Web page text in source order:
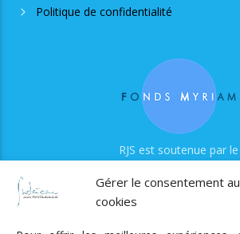
Gérer le consentement
cookies
Politique de confidentialité
RJS est soutenue par le